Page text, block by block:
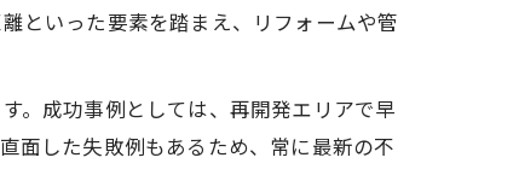
といった要素を踏まえ、リフォームや管
。成功事例としては、再開発エリアで早
面した失敗例もあるため、常に最新の不